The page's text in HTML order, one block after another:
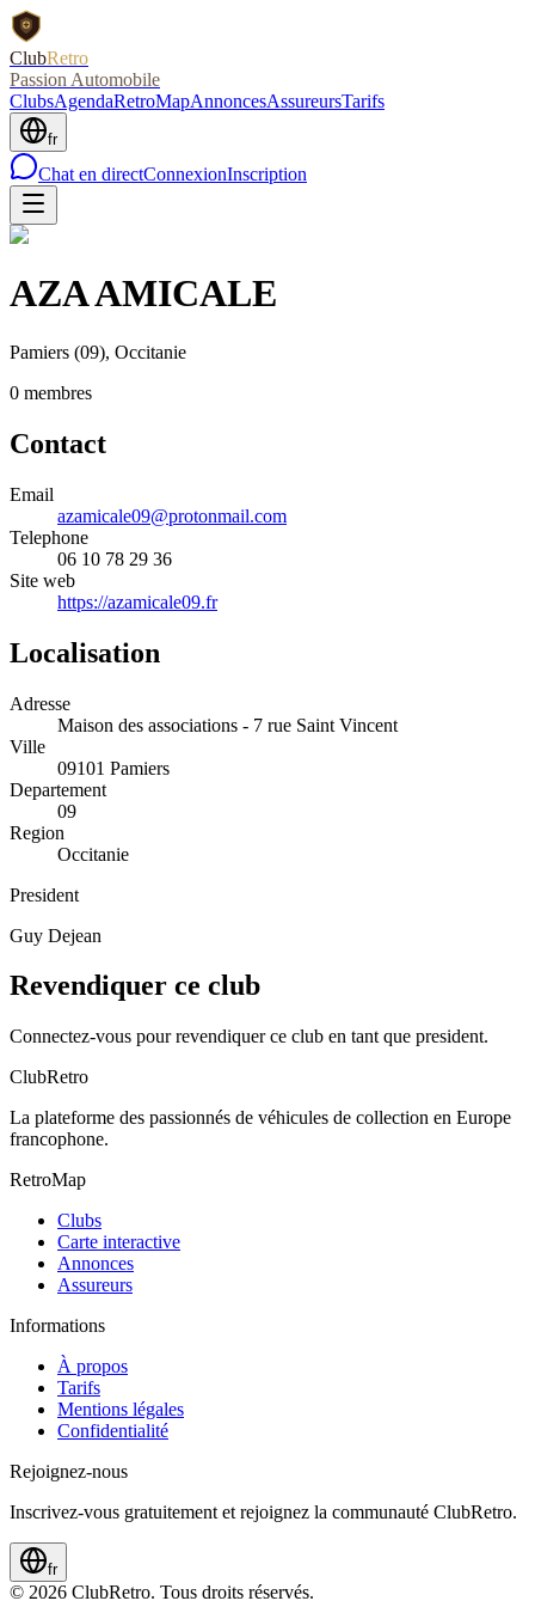
ClubRetro
Passion Automobile
ClubsAgendaRetroMapAnnoncesAssureursTarifs
fr
Chat en directConnexionInscription
AZA AMICALE
Pamiers (09), Occitanie
0 membres
Contact
Email
azamicale09@protonmail.com
Telephone
06 10 78 29 36
Site web
https://azamicale09.fr
Localisation
Adresse
Maison des associations - 7 rue Saint Vincent
Ville
09101 Pamiers
Departement
09
Region
Occitanie
President
Guy Dejean
Revendiquer ce club
Connectez-vous pour revendiquer ce club en tant que president.
ClubRetro
La plateforme des passionnés de véhicules de collection en Europe
francophone.
RetroMap
Clubs
Carte interactive
Annonces
Assureurs
Informations
À propos
Tarifs
Mentions légales
Confidentialité
Rejoignez-nous
Inscrivez-vous gratuitement et rejoignez la communauté ClubRetro.
fr
© 2026 ClubRetro. Tous droits réservés.